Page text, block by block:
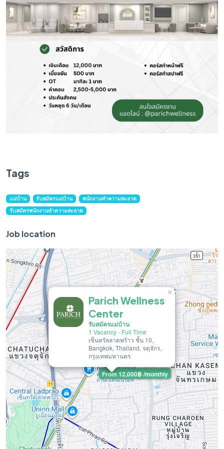
Tags
แม่บ้าน รับสมัครแม่บ้าน
พนักงานทำความสะอาด
รับสมัครพนักงานทำความสะอาด
Job location
From 12,000฿ /monthly
Parich Wellness
Center
รับสมัครแม่บ้าน
1 Vacancy- Full Time
เซ็นทรัลลาดพร้าว ชั้น 10,
Bangkok, Thailand, จตุจักร,
กรุงเทพมหานคร
×